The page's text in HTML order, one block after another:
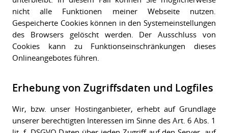
nicht alle Funktionen meiner Webseite nutzen.
Gespeicherte Cookies können in den Systemeinstellungen
des Browsers gelöscht werden. Der Ausschluss von
Cookies kann zu Funktionseinschränkungen dieses
Onlineangebotes führen.
Erhebung von Zugriffsdaten und Logfiles
Wir, bzw. unser Hostinganbieter, erhebt auf Grundlage
unserer berechtigten Interessen im Sinne des Art. 6 Abs. 1